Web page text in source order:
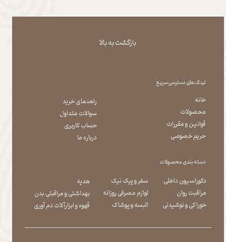
بازگشت به بالا
لینک های دسترسی سریع
دسته بندی محصولات
خانه
محصولات
قوانین و مقررات
حریم خصوصی
راهنمای خرید
سوالات متداول
حساب کاربری
درباره ما
دکوراسیون داخلی
مراقبت روان
​​​​​​​خوراکی و نوشیدنی
سفر و پیک نیک
لوازم مصرفی روزانه
​​​​​​​البسه و پوشاک
هدیه
بهداشتی و مراقبتی بدن
​​​​​​​قهوه و ابزارآلات دم آوری